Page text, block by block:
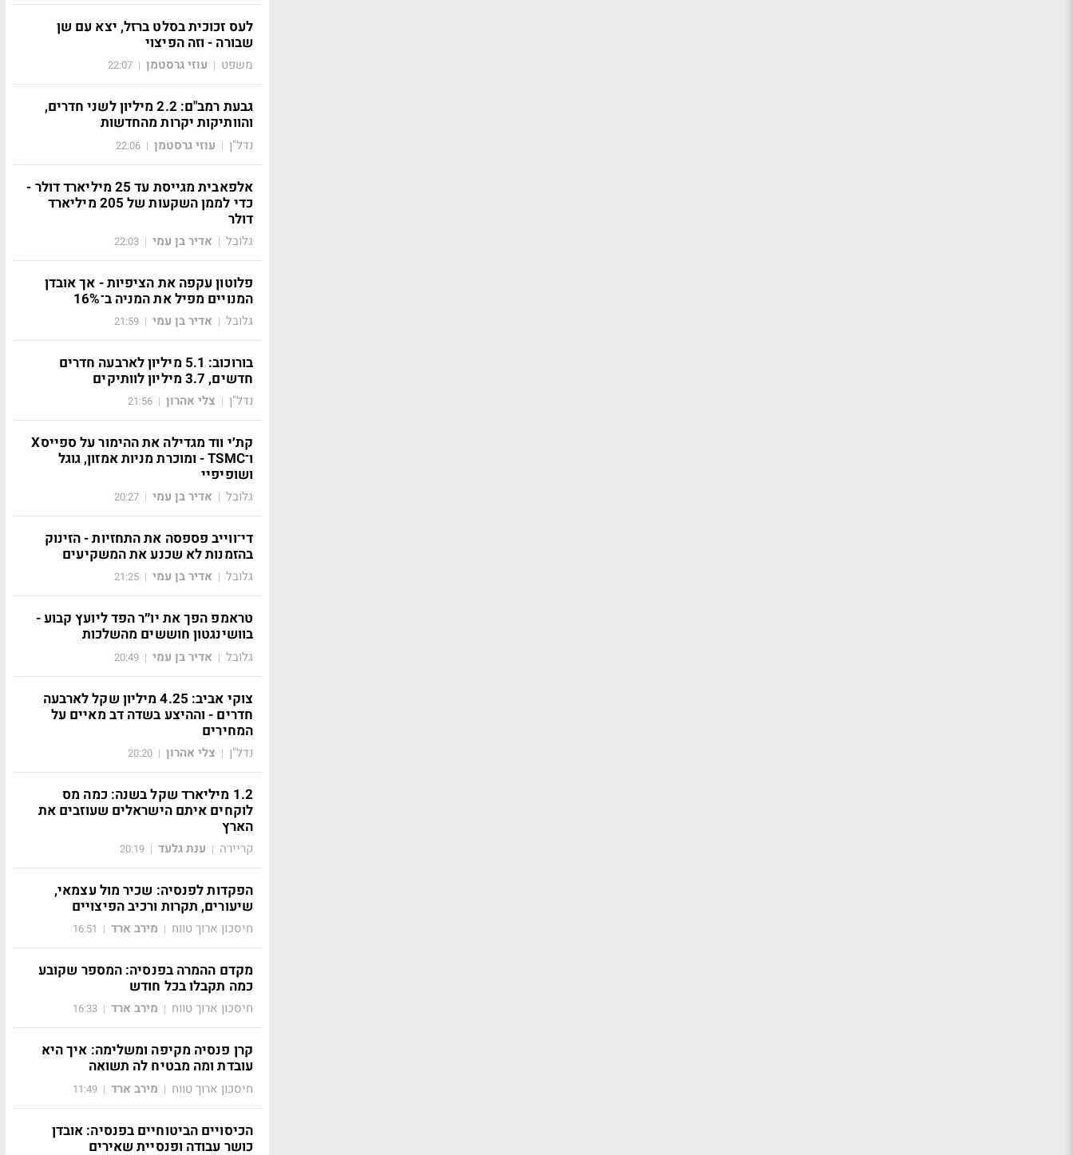
לעס זכוכית בסלט ברזל, יצא עם שן
שבורה - וזה הפיצוי
משפט | עוזי גרסטמן |
22:07
גבעת רמב"ם: 2.2 מיליון לשני חדרים,
והוותיקות יקרות מהחדשות
נדל"ן | עוזי גרסטמן |
22:06
אלפאבית מגייסת עד 25 מיליארד דולר -
כדי לממן השקעות של 205 מיליארד
דולר
גלובל | אדיר בן עמי |
22:03
פלוטון עקפה את הציפיות - אך אובדן
המנויים מפיל את המניה ב־16%
גלובל | אדיר בן עמי |
21:59
בורוכוב: 5.1 מיליון לארבעה חדרים
חדשים, 3.7 מיליון לוותיקים
נדל"ן | צלי אהרון |
21:56
קת׳י ווד מגדילה את ההימור על ספייסX
ו־TSMC - ומוכרת מניות אמזון, גוגל
ושופיפיי
גלובל | אדיר בן עמי |
20:27
די־ווייב פספסה את התחזיות - הזינוק
בהזמנות לא שכנע את המשקיעים
גלובל | אדיר בן עמי |
21:25
טראמפ הפך את יו״ר הפד ליועץ קבוע -
בוושינגטון חוששים מהשלכות
גלובל | אדיר בן עמי |
20:49
צוקי אביב: 4.25 מיליון שקל לארבעה
חדרים - וההיצע בשדה דב מאיים על
המחירים
נדל"ן | צלי אהרון |
20:20
1.2 מיליארד שקל בשנה: כמה מס
לוקחים איתם הישראלים שעוזבים את
הארץ
קריירה | ענת גלעד |
20:19
הפקדות לפנסיה: שכיר מול עצמאי,
שיעורים, תקרות ורכיב הפיצויים
חיסכון ארוך טווח | מירב ארד |
16:51
מקדם ההמרה בפנסיה: המספר שקובע
כמה תקבלו בכל חודש
חיסכון ארוך טווח | מירב ארד |
16:33
קרן פנסיה מקיפה ומשלימה: איך היא
עובדת ומה מבטיח לה תשואה
חיסכון ארוך טווח | מירב ארד |
11:49
הכיסויים הביטוחיים בפנסיה: אובדן
כושר עבודה ופנסיית שאירים